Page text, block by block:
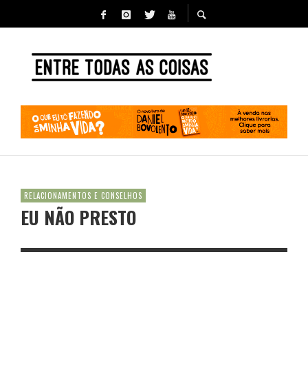
RELACIONAMENTOS E CONSELHOS
EU NÃO PRESTO